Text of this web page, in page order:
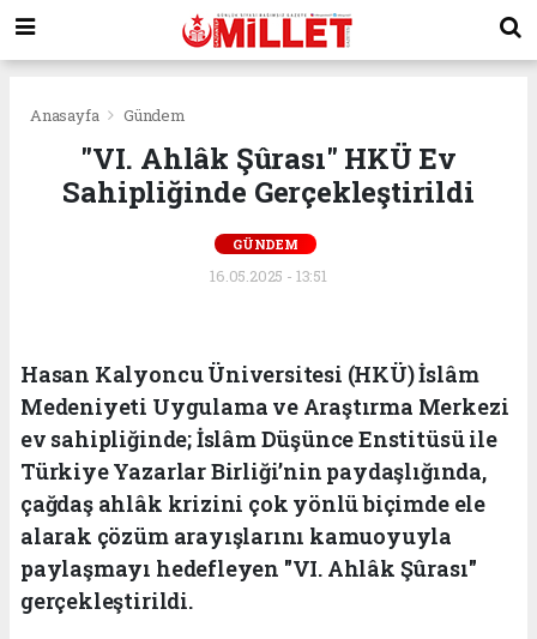
Anasayfa Gündem
"VI. Ahlâk Şûrası" HKÜ Ev
Sahipliğinde Gerçekleştirildi
GÜNDEM
16.05.2025 - 13:51
Hasan Kalyoncu Üniversitesi (HKÜ) İslâm
Medeniyeti Uygulama ve Araştırma Merkezi
ev sahipliğinde; İslâm Düşünce Enstitüsü ile
Türkiye Yazarlar Birliği’nin paydaşlığında,
çağdaş ahlâk krizini çok yönlü biçimde ele
alarak çözüm arayışlarını kamuoyuyla
paylaşmayı hedefleyen "VI. Ahlâk Şûrası"
gerçekleştirildi.